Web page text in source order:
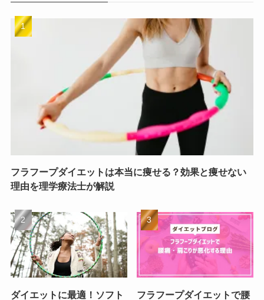
フラフープダイエットは本当に痩せる？効果と痩せない
理由を理学療法士が解説
ダイエットに最適！ソフト フラフープダイエットで腰